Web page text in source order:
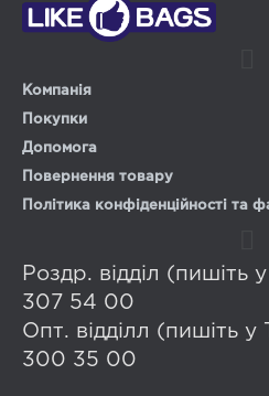
Компанія
Покупки
Допомога
Повернення товару
Політика конфіденційності та
Роздр. відділ (пишіть
307 54 00
Опт. відділл (пишіть
300 35 00